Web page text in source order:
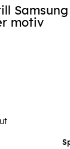
motiv